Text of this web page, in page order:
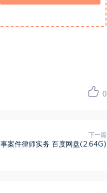
0
下一篇
案件律师实务 百度网盘(2.64G)